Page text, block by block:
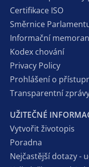
Certifikace ISO
Směrnice
Informační
Kodex chování
Privacy Policy
Prohlášení o
Transparentní
UŽITEČNÉ
Vytvořit životopis
Poradna
Nejčastější dotazy -